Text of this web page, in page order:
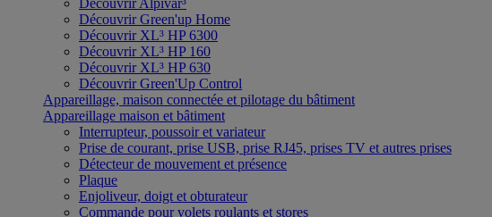
Découvrir Alpivar³
Découvrir Green'up Home
Découvrir XL³ HP 6300
Découvrir XL³ HP 160
Découvrir XL³ HP 630
Découvrir Green'Up Control
Appareillage, maison connectée et pilotage du bâtiment
Appareillage maison et bâtiment
Interrupteur, poussoir et variateur
Prise de courant, prise USB, prise RJ45, prises TV et autres prises
Détecteur de mouvement et présence
Plaque
Enjoliveur, doigt et obturateur
Commande pour volets roulants et stores